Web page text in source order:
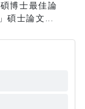
博士最佳論
碩士論文...